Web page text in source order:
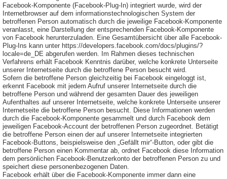
Facebook-Komponente (Facebook-Plug-In) integriert wurde, wird der
Internetbrowser auf dem informationstechnologischen System der
betroffenen Person automatisch durch die jeweilige Facebook-Komponente
veranlasst, eine Darstellung der entsprechenden Facebook-Komponente
von Facebook herunterzuladen. Eine Gesamtübersicht über alle Facebook-
Plug-Ins kann unter https://developers.facebook.com/docs/plugins/?
locale=de_DE abgerufen werden. Im Rahmen dieses technischen
Verfahrens erhält Facebook Kenntnis darüber, welche konkrete Unterseite
unserer Internetseite durch die betroffene Person besucht wird.
Sofern die betroffene Person gleichzeitig bei Facebook eingeloggt ist,
erkennt Facebook mit jedem Aufruf unserer Internetseite durch die
betroffene Person und während der gesamten Dauer des jeweiligen
Aufenthaltes auf unserer Internetseite, welche konkrete Unterseite unserer
Internetseite die betroffene Person besucht. Diese Informationen werden
durch die Facebook-Komponente gesammelt und durch Facebook dem
jeweiligen Facebook-Account der betroffenen Person zugeordnet. Betätigt
die betroffene Person einen der auf unserer Internetseite integrierten
Facebook-Buttons, beispielsweise den „Gefällt mir“-Button, oder gibt die
betroffene Person einen Kommentar ab, ordnet Facebook diese Information
dem persönlichen Facebook-Benutzerkonto der betroffenen Person zu und
speichert diese personenbezogenen Daten.
Facebook erhält über die Facebook-Komponente immer dann eine